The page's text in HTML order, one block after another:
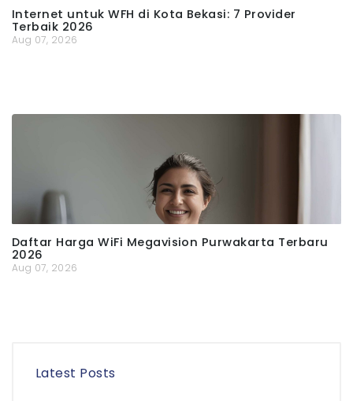
Internet untuk WFH di Kota Bekasi: 7 Provider
Terbaik 2026
Aug 07, 2026
Daftar Harga WiFi Megavision Purwakarta Terbaru
2026
Aug 07, 2026
Latest Posts